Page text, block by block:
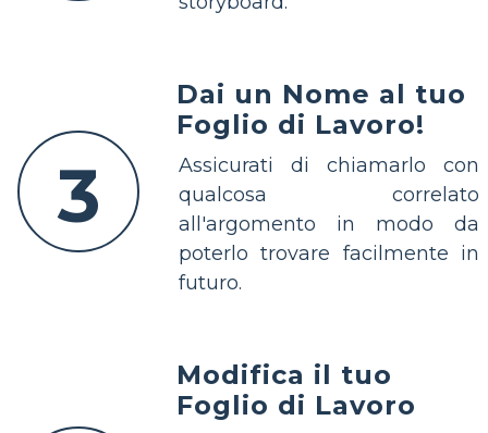
3
Dai un Nome al tuo
Foglio di Lavoro!
Assicurati di chiamarlo con
qualcosa correlato
all'argomento in modo da
poterlo trovare facilmente in
futuro.
Modifica il tuo
Foglio di Lavoro